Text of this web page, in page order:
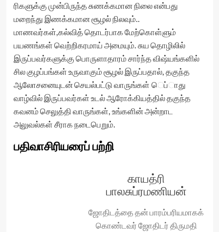
ரிகளுக்கு முன்பிருந்த சுணக்கமான நிலை என்பது
மறைந்து இணக்கமான சூழல் நிலவும்..
மாணவர்கள்,கல்வித் தொடர்பாக மேற்கொள்ளும்
பயணங்கள் வெற்றிகரமாய் அமையும். சுய தொழிலில்
இருப்பவர்களுக்கு பொருளாதாரம் சார்ந்த விஷ்யங்களில்
சில குழப்பங்கள் உருவாகும் சூழல் இருப்பதால், தகுந்த
ஆலோசனையுடன் செயல்பட்டு வாருங்கள் ெப்ாது
வாழ்வில் இருப்பவர்கள் உடல் ஆரோக்கியத்தில் தகுந்த
கவனம் செலுத்தி வாருங்கள், உங்களின் அன்றாட
அலுவல்கள் சீராக நடைபெறும்.
பதிவாசிரியரைப் பற்றி
காயத்ரி
பாலசுப்ரமணியன்
ஜோதிடத்தை தன் பாரம்பரியமாகக்
கொண்டவர் ஜோதிடர் திருமதி